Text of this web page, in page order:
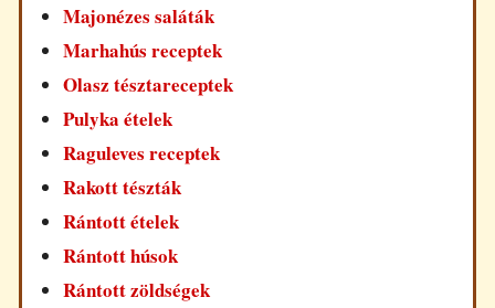
Majonézes saláták
Marhahús receptek
Olasz tésztareceptek
Pulyka ételek
Raguleves receptek
Rakott tészták
Rántott ételek
Rántott húsok
Rántott zöldségek